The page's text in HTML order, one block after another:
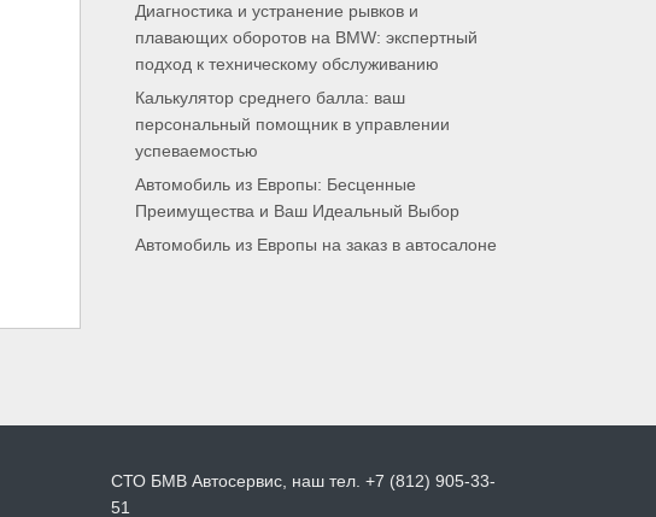
Диагностика и устранение рывков и
плавающих оборотов на BMW: экспертный
подход к техническому обслуживанию
Калькулятор среднего балла: ваш
персональный помощник в управлении
успеваемостью
Автомобиль из Европы: Бесценные
Преимущества и Ваш Идеальный Выбор
Автомобиль из Европы на заказ в автосалоне
СТО БМВ Автосервис, наш тел. +7 (812) 905-33-
51